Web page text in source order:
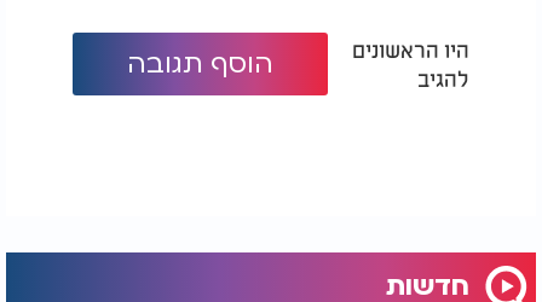
היו הראשונים
להגיב
הוסף תגובה
חדשות